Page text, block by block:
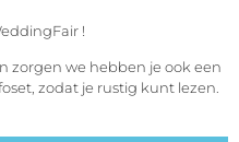
!
zorgen we hebben je ook een
zodat je rustig kunt lezen.